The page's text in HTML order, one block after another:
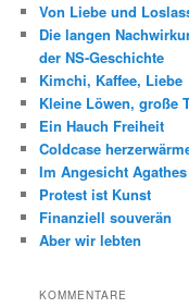
Von Liebe und
Die langen
der NS-Geschichte
Kimchi, Kaffee, Liebe
Kleine Löwen, große
Ein Hauch Freiheit
Coldcase
Im Angesicht Agathes
Protest ist Kunst
Finanziell souverän
Aber wir lebten
KOMMENTARE